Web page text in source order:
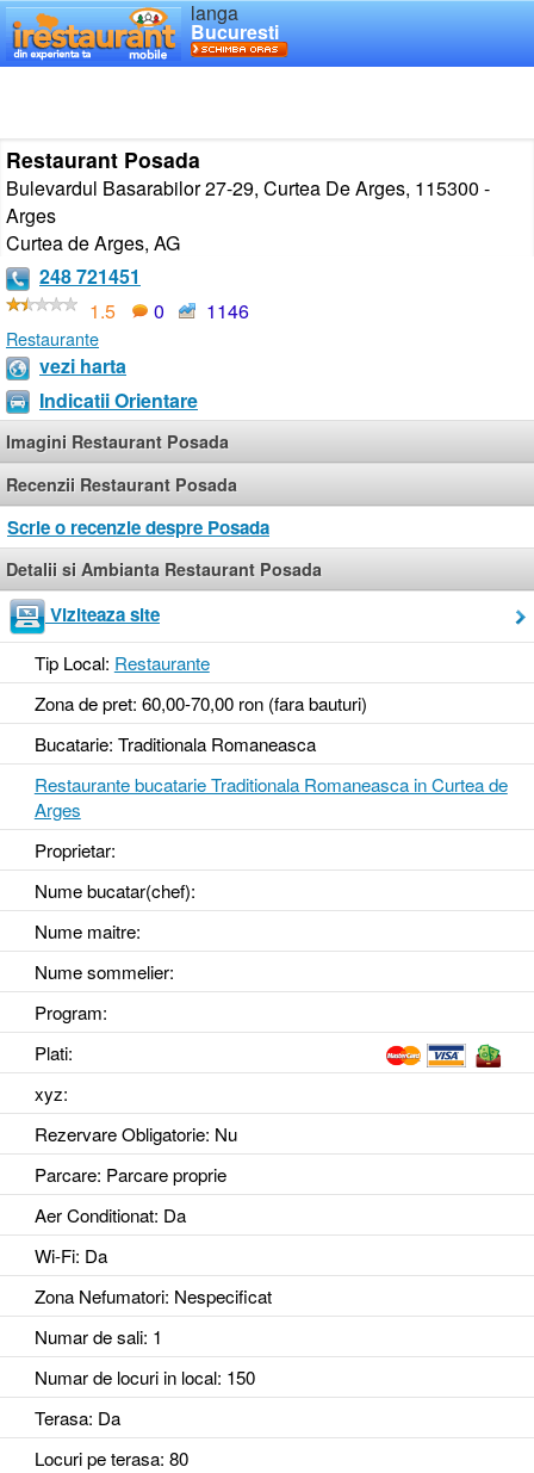
langa
Bucuresti
Restaurant Posada
Bulevardul Basarabilor 27-29, Curtea De Arges, 115300 -
Arges
Curtea de Arges, AG
248 721451
1.5
0 1146
Restaurante
vezi harta
Indicatii Orientare
Imagini Restaurant Posada
Recenzii Restaurant Posada
Scrie o recenzie despre Posada
Detalii si Ambianta Restaurant Posada
Viziteaza site
Tip Local: Restaurante
Zona de pret: 60,00-70,00 ron (fara bauturi)
Bucatarie: Traditionala Romaneasca
Restaurante bucatarie Traditionala Romaneasca in Curtea de
Arges
Proprietar:
Nume bucatar(chef):
Nume maitre:
Nume sommelier:
Program:
Plati:
xyz:
Rezervare Obligatorie: Nu
Parcare: Parcare proprie
Aer Conditionat: Da
Wi-Fi: Da
Zona Nefumatori: Nespecificat
Numar de sali: 1
Numar de locuri in local: 150
Terasa: Da
Locuri pe terasa: 80